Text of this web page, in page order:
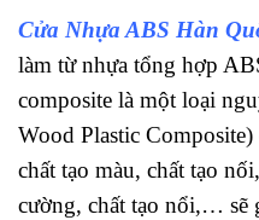
Cửa Nhựa ABS Hàn
làm từ nhựa tổng hợp
composite là một loại
Wood Plastic
chất tạo màu, chất tạo
cường, chất tạo nổi,… sẽ